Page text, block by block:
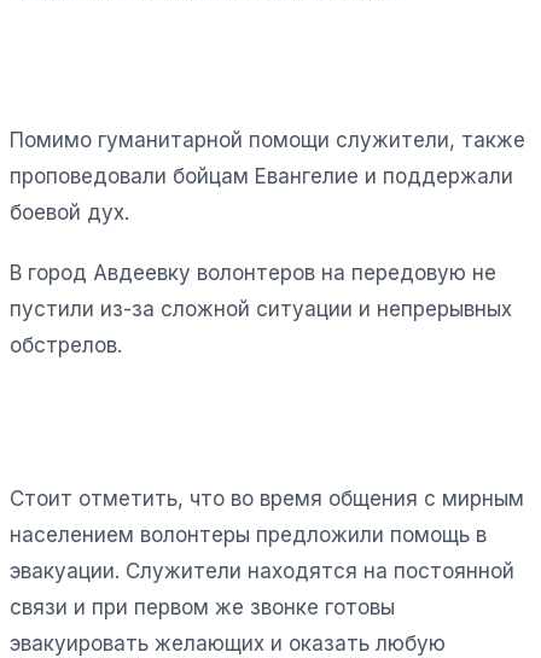
Помимо гуманитарной помощи служители, также
проповедовали бойцам Евангелие и поддержали
боевой дух.
В город Авдеевку волонтеров на передовую не
пустили из-за сложной ситуации и непрерывных
обстрелов.
Стоит отметить, что во время общения с мирным
населением волонтеры предложили помощь в
эвакуации. Служители находятся на постоянной
связи и при первом же звонке готовы
эвакуировать желающих и оказать любую